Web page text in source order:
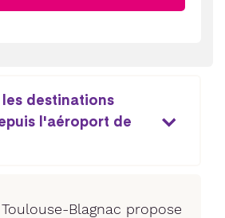
destinations
l'aéroport de
Blagnac propose